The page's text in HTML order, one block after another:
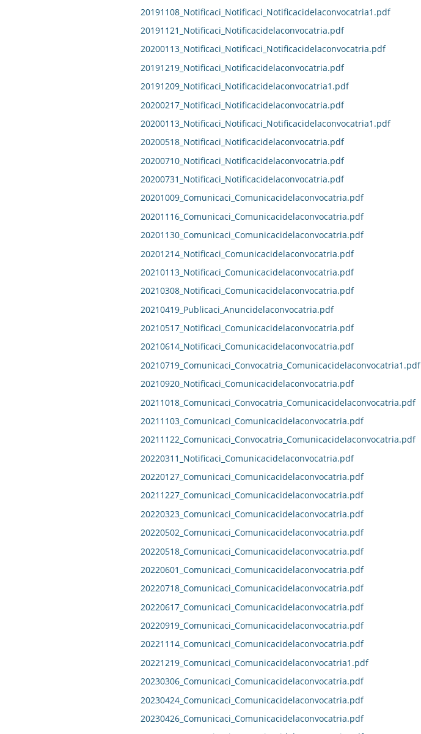
20191108_Notificaci_Notificaci_Notificacidelaconvocatria1.pdf
20191121_Notificaci_Notificacidelaconvocatria.pdf
20200113_Notificaci_Notificaci_Notificacidelaconvocatria.pdf
20191219_Notificaci_Notificacidelaconvocatria.pdf
20191209_Notificaci_Notificacidelaconvocatria1.pdf
20200217_Notificaci_Notificacidelaconvocatria.pdf
20200113_Notificaci_Notificaci_Notificacidelaconvocatria1.pdf
20200518_Notificaci_Notificacidelaconvocatria.pdf
20200710_Notificaci_Notificacidelaconvocatria.pdf
20200731_Notificaci_Notificacidelaconvocatria.pdf
20201009_Comunicaci_Comunicacidelaconvocatria.pdf
20201116_Comunicaci_Comunicacidelaconvocatria.pdf
20201130_Comunicaci_Comunicacidelaconvocatria.pdf
20201214_Notificaci_Comunicacidelaconvocatria.pdf
20210113_Notificaci_Comunicacidelaconvocatria.pdf
20210308_Notificaci_Comunicacidelaconvocatria.pdf
20210419_Publicaci_Anuncidelaconvocatria.pdf
20210517_Notificaci_Comunicacidelaconvocatria.pdf
20210614_Notificaci_Comunicacidelaconvocatria.pdf
20210719_Comunicaci_Convocatria_Comunicacidelaconvocatria1.pdf
20210920_Notificaci_Comunicacidelaconvocatria.pdf
20211018_Comunicaci_Convocatria_Comunicacidelaconvocatria.pdf
20211103_Comunicaci_Comunicacidelaconvocatria.pdf
20211122_Comunicaci_Convocatria_Comunicacidelaconvocatria.pdf
20220311_Notificaci_Comunicacidelaconvocatria.pdf
20220127_Comunicaci_Comunicacidelaconvocatria.pdf
20211227_Comunicaci_Comunicacidelaconvocatria.pdf
20220323_Comunicaci_Comunicacidelaconvocatria.pdf
20220502_Comunicaci_Comunicacidelaconvocatria.pdf
20220518_Comunicaci_Comunicacidelaconvocatria.pdf
20220601_Comunicaci_Comunicacidelaconvocatria.pdf
20220718_Comunicaci_Comunicacidelaconvocatria.pdf
20220617_Comunicaci_Comunicacidelaconvocatria.pdf
20220919_Comunicaci_Comunicacidelaconvocatria.pdf
20221114_Comunicaci_Comunicacidelaconvocatria.pdf
20221219_Comunicaci_Comunicacidelaconvocatria1.pdf
20230306_Comunicaci_Comunicacidelaconvocatria.pdf
20230424_Comunicaci_Comunicacidelaconvocatria.pdf
20230426_Comunicaci_Comunicacidelaconvocatria.pdf